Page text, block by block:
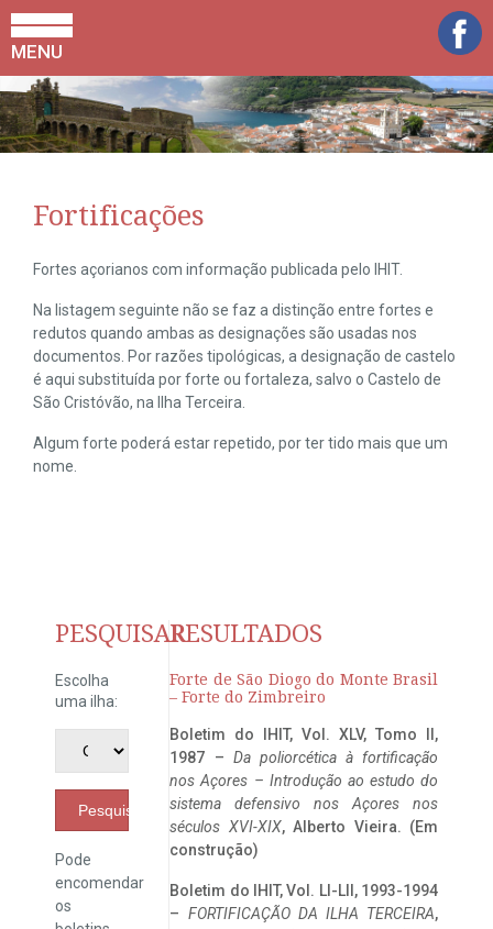
MENU
Fortificações
Fortes açorianos com informação publicada pelo IHIT.
Na listagem seguinte não se faz a distinção entre fortes e
redutos quando ambas as designações são usadas nos
documentos. Por razões tipológicas, a designação de castelo
é aqui substituída por forte ou fortaleza, salvo o Castelo de
São Cristóvão, na Ilha Terceira.
Algum forte poderá estar repetido, por ter tido mais que um
nome.
PESQUISAR
Escolha
uma ilha:
Pesquisar
Pode
encomendar
os
RESULTADOS
Forte de São Diogo do Monte Brasil
– Forte do Zimbreiro
Boletim do IHIT, Vol. XLV, Tomo II,
1987 – Da poliorcética à fortificação
nos Açores – Introdução ao estudo do
sistema defensivo nos Açores nos
séculos XVI-XIX, Alberto Vieira. (Em
construção)
Boletim do IHIT, Vol. LI-LII, 1993-1994
– FORTIFICAÇÃO DA ILHA TERCEIRA,